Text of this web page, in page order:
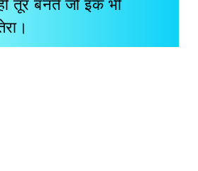
तूर बनते जो इक भी